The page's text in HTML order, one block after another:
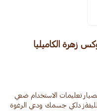
زهرة الكاميليا
تعليمات الاستخدام ضعي
دلكي جسمك ودعي الرغوة